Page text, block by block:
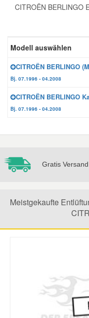
CITROËN BERLINGO
Modell auswählen
CITROËN BERLINGO
Bj. 07.1996 - 04.2008
CITROËN BERLINGO
Bj. 07.1996 - 04.2008
Gratis
Meistgekaufte
Zündanlage und
Karosserie
Werkstattbedarf
Winter-
Daihatsu
Dodge Ersatzteile
Honda Ersatzteile
Jeep Ersatzteile
Lancia Ersatzteile
Mini Ersatzteile